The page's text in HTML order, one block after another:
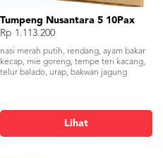
Tumpeng Nusantara 5 10Pax
Rp 1.113.200
nasi merah putih, rendang, ayam bakar
kecap, mie goreng, tempe teri kacang,
telur balado, urap, bakwan jagung
Lihat